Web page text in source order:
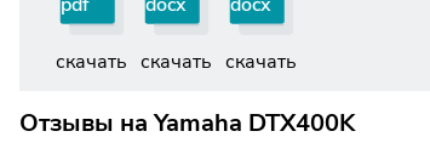
pdf
скачать
docx
скачать
docx
скачать
Отзывы наYamaha DTX400K